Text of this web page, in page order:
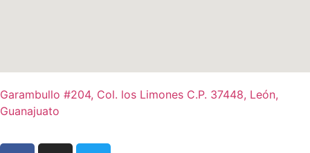
Garambullo #204, Col. los Limones C.P. 37448, León,
Guanajuato